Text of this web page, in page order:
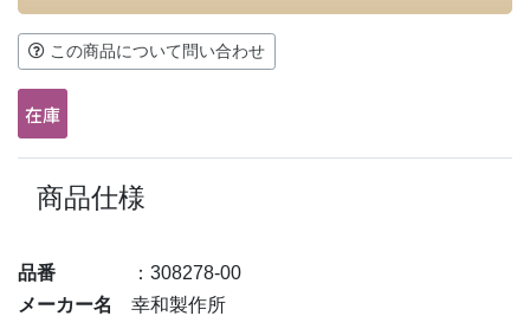
この商品について問い合わせ
商品仕様
品番
：308278-00
メーカー名
幸和製作所